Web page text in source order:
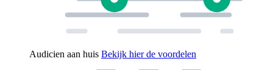
Audicien aan huis Bekijk hier de voordelen